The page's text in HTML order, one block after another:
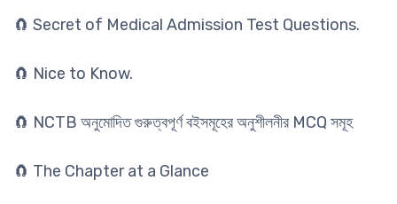
🧲 Secret of Medical Admission Test Questions.
🧲 Nice to Know.
🧲 NCTB অনুমোদিত গুরুত্বপূর্ণ বইসমূহের অনুশীলনীর MCQ সমূহ
🧲 The Chapter at a Glance